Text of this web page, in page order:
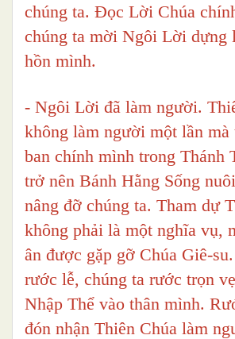
chúng ta. Đọc Lời Chúa
chúng ta mời Ngôi Lời dựng
hồn mình.
- Ngôi Lời đã làm người.
không làm người một lần mà
ban chính mình trong Thánh
trở nên Bánh Hằng Sống
nâng đỡ chúng ta. Tham dự
không phải là một nghĩa vụ,
ân được gặp gỡ Chúa Giê-
rước lễ, chúng ta rước trọn
Nhập Thể vào thân mình.
đón nhận Thiên Chúa làm